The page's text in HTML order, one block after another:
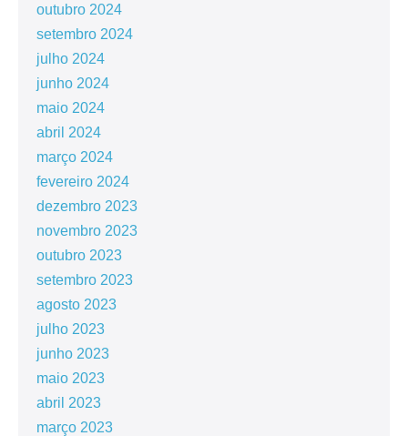
outubro 2024
setembro 2024
julho 2024
junho 2024
maio 2024
abril 2024
março 2024
fevereiro 2024
dezembro 2023
novembro 2023
outubro 2023
setembro 2023
agosto 2023
julho 2023
junho 2023
maio 2023
abril 2023
março 2023